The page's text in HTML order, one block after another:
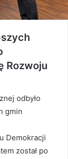
Rozwoju
odbyło
gmin
Demokracji
został po